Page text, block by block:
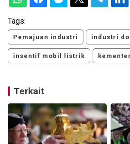
Tags:
Pemajuan industri industri
insentif mobil listrik
Terkait